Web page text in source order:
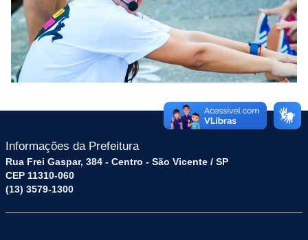
Informações da Prefeitura
Rua Frei Gaspar, 384 - Centro - São Vicente / SP
CEP 11310-060
(13) 3579-1300